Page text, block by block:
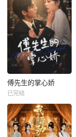
傅先生的掌心娇
已完结